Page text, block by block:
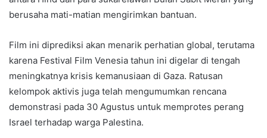
berusaha mati-matian mengirimkan bantuan.
Film ini diprediksi akan menarik perhatian global, terutama
karena Festival Film Venesia tahun ini digelar di tengah
meningkatnya krisis kemanusiaan di Gaza. Ratusan
kelompok aktivis juga telah mengumumkan rencana
demonstrasi pada 30 Agustus untuk memprotes perang
Israel terhadap warga Palestina.